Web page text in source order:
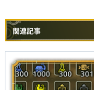
関連記事